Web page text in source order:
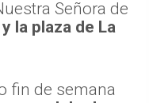
Señora de
y la plaza de La
fin de semana